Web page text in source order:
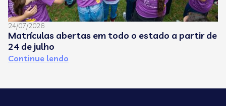
24/07/2026
Matrículas abertas em todo o estado a partir de
24 de julho
Continue lendo